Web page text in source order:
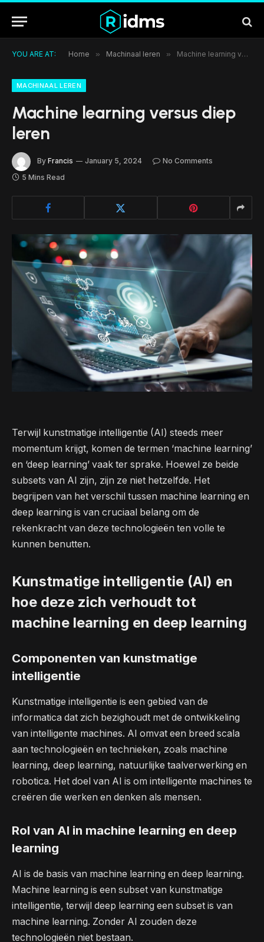
YOU ARE AT: Home » Machinaal leren » Machine learning versus diep leren
MACHINAAL LEREN
Machine learning versus diep
leren
By Francis January 5, 2024
No Comments
5 Mins Read
Terwijl kunstmatige intelligentie (AI) steeds meer
momentum krijgt, komen de termen ‘machine learning’
en ‘deep learning’ vaak ter sprake. Hoewel ze beide
subsets van AI zijn, zijn ze niet hetzelfde. Het
begrijpen van het verschil tussen machine learning en
deep learning is van cruciaal belang om de
rekenkracht van deze technologieën ten volle te
kunnen benutten.
Kunstmatige intelligentie (AI) en
hoe deze zich verhoudt tot
machine learning en deep learning
Componenten van kunstmatige
intelligentie
Kunstmatige intelligentie is een gebied van de
informatica dat zich bezighoudt met de ontwikkeling
van intelligente machines. AI omvat een breed scala
aan technologieën en technieken, zoals machine
learning, deep learning, natuurlijke taalverwerking en
robotica. Het doel van AI is om intelligente machines te
creëren die werken en denken als mensen.
Rol van AI in machine learning en deep
learning
AI is de basis van machine learning en deep learning.
Machine learning is een subset van kunstmatige
intelligentie, terwijl deep learning een subset is van
machine learning. Zonder AI zouden deze
technologieën niet bestaan.